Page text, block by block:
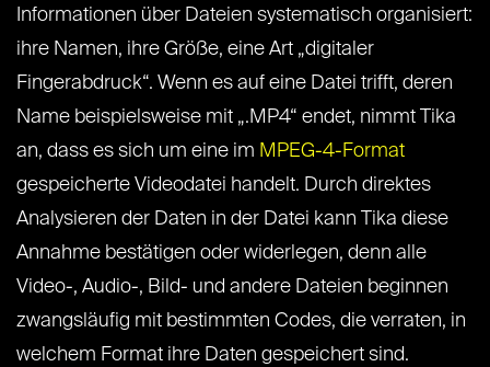
Informationen über Dateien systematisch organisiert:
ihre Namen, ihre Größe, eine Art „digitaler
Fingerabdruck“. Wenn es auf eine Datei trifft, deren
Name beispielsweise mit „.MP4“ endet, nimmt Tika
an, dass es sich um eine im MPEG-4-Format
gespeicherte Videodatei handelt. Durch direktes
Analysieren der Daten in der Datei kann Tika diese
Annahme bestätigen oder widerlegen, denn alle
Video-, Audio-, Bild- und andere Dateien beginnen
zwangsläufig mit bestimmten Codes, die verraten, in
welchem Format ihre Daten gespeichert sind.